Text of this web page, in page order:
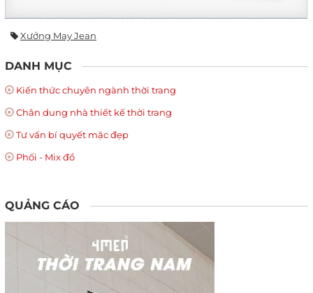
Xưởng May Jean
DANH MỤC
Kiến thức chuyên ngành thời trang
Chân dung nhà thiết kế thời trang
Tư vấn bí quyết mặc đẹp
Phối - Mix đồ
QUẢNG CÁO